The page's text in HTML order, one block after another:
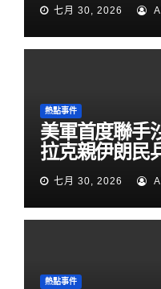
七月 30, 2026
熱點事件
美軍首度聯手
拉克親伊朗民
七月 30, 2026
熱點事件